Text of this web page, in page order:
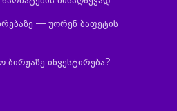
— უორენ ბაფეტის
ინვესტირება?